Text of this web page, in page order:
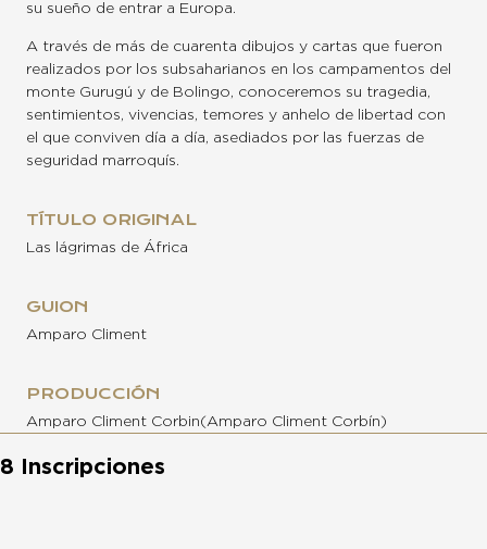
su sueño de entrar a Europa.
A través de más de cuarenta dibujos y cartas que fueron
realizados por los subsaharianos en los campamentos del
monte Gurugú y de Bolingo, conoceremos su tragedia,
sentimientos, vivencias, temores y anhelo de libertad con
el que conviven día a día, asediados por las fuerzas de
seguridad marroquís.
TÍTULO ORIGINAL
Las lágrimas de África
GUION
Amparo Climent
PRODUCCIÓN
Amparo Climent Corbin(Amparo Climent Corbín)
8 Inscripciones